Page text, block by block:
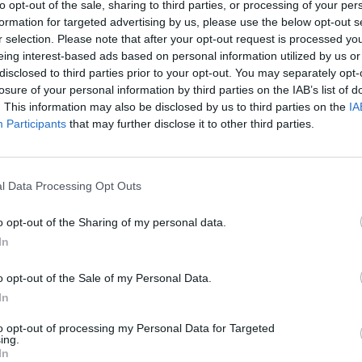
opt-out of the sale, sharing to third parties, or processing of your
for targeted advertising by us, please use the below opt-out
selection. Please note that after your opt-out request is processed
interest-based ads based on personal information utilized by us
to third parties prior to your opt-out. You may separately
of your personal information by third parties on the IAB’s list of
This information may also be disclosed by us to third parties on the
Participants that may further disclose it to other third parties.
Data Processing Opt Outs
opt-out of the Sharing of my personal data.
opt-out of the Sale of my Personal Data.
opt-out of processing my Personal Data for Targeted
Fiat e Chrysler, primo appuntamento del
organismo decisionale dopo il
amministrazione, nominato il 28 luglio e d
che questa sia l'occasione per fare
prossime strategie. Qualcuno nel
ipotizza che la decisione dello
possa essere legata anche al nuovo
in Usa dei modelli destinati a quel
già hanno visto sfumare l'ipotesi del
realizzato in Serbia. Oltre alla citycar
Di sicuro c'è che la produzione di
da minori volumi, rispetto ai 280.000 suv
2012, rischia di provocare un
dell'organico e nuovi esuberi. «È
Trump, Meloni e la strategia